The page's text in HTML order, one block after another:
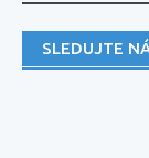
SLEDUJTE